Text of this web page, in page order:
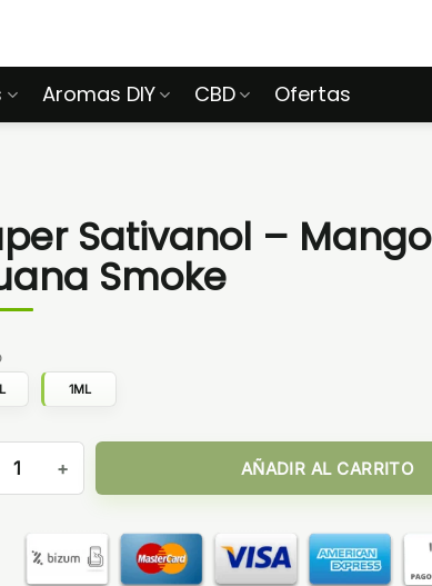
Aromas DIY CBD Ofertas
Sativanol – Mango
Smoke
1ML
Sativanol - Mango Iguana Smoke cantidad
AÑADIR AL CARRITO